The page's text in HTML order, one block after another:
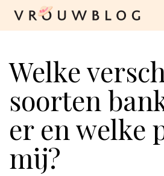
Welke
soorten
er en welke
mij?